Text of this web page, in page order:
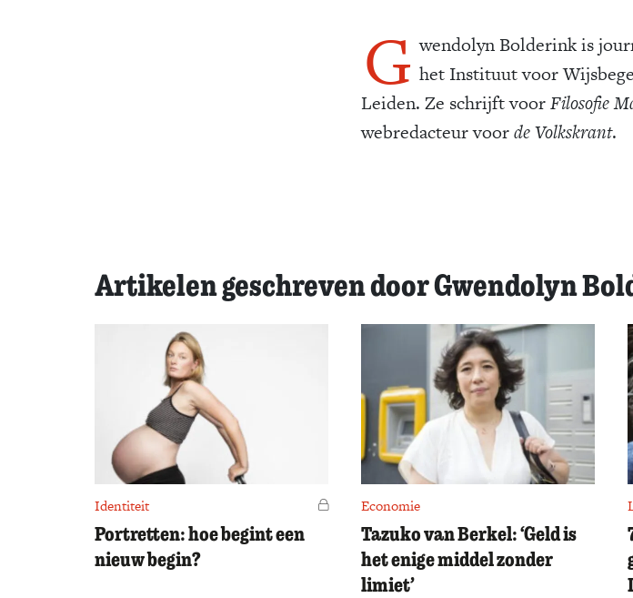
G wendolyn Bolderink is
het Instituut voor
Leiden. Ze schrijft voorFilosofie
webredacteur voorde Volkskrant.
Artikelen geschreven door Gwendolyn
Identiteit Voor leden
Portretten: hoe begint een
nieuw begin?
Economie
Tazuko van Berkel: ‘Geld is
het enige middel zonder
limiet’